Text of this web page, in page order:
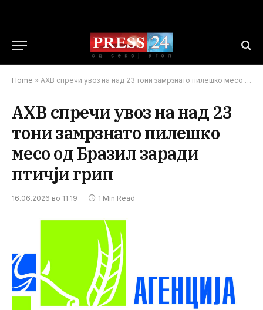
Home » АХВ спречи увоз на над 23 тони замрзнато пилешко месо од Бразил заради птичји грип
АХВ спречи увоз на над 23
тони замрзнато пилешко
месо од Бразил заради
птичји грип
16.06.2026 во 11:19 1 Min Read